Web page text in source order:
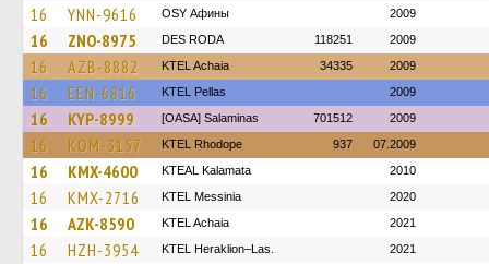
16 YNN-9616 OSY Афины 2009
16 ZNO-8975 DES RODA 118251 2009
16 AZB-8882 KTEL Achaia 34335 2009
16 EEN-6816 KTEL Pellas 2009
16 KYP-8999 [OASA] Salaminas 701512 2009
16 KOM-3157 KTEL Rhodope 937 07.2009
16 KMX-4600 KTEAL Kalamata 2010
16 KMX-2716 KTEL Messinia 2020
16 AZK-8590 KTEL Achaia 2021
16 HZH-3954 KTEL Heraklion–Las. 2021